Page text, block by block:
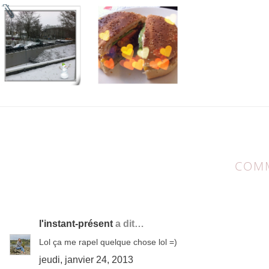
l'instant-présent a dit…
Lol ça me rapel quelque chose lol =)
jeudi, janvier 24, 2013